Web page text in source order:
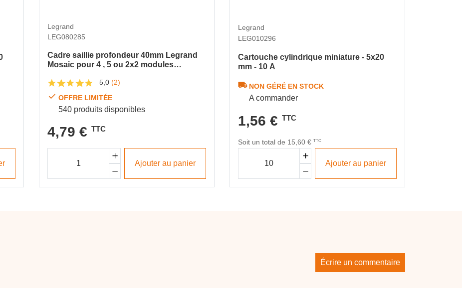
Legrand
LEG080285
Cadre saillie profondeur 40mm Legrand
Mosaic pour 4 , 5 ou 2x2 modules
5,0 (2)
OFFRE LIMITÉE
540 produits disponibles
4,79 € TTC
Ajouter au panier
Legrand
LEG010296
Cartouche cylindrique miniature - 5x20
mm - 10 A
NON GÉRÉ EN STOCK
A commander
1,56 € TTC
Soit un total de 15,60 € TTC
Ajouter au panier
Écrire un commentaire